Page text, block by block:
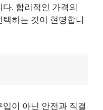
. 합리적인 가격의
하는 것이 현명합니
이 아닌 안전과 직결